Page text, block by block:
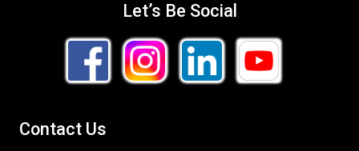
Let’s Be Social
Contact Us